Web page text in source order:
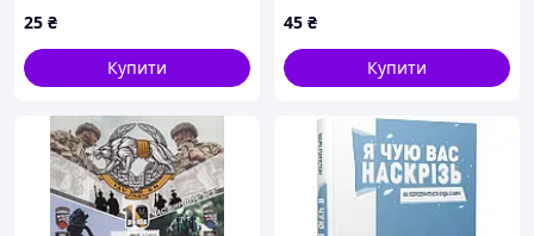
25 ₴
Купити
гаш
45 ₴
Купити